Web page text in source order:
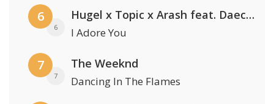
6
6
Hugel x Topic x Arash feat. Daecolm
I Adore You
7
7
The Weeknd
Dancing In The Flames